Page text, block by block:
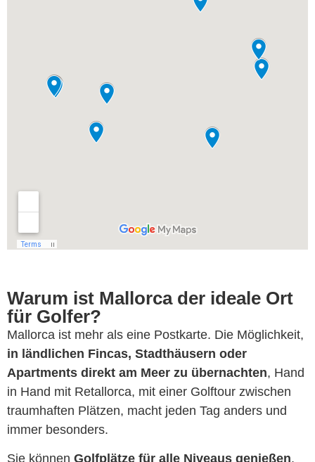
Warum ist Mallorca der ideale Ort
für Golfer?
Mallorca ist mehr als eine Postkarte. Die Möglichkeit,
in ländlichen Fincas, Stadthäusern oder
Apartments direkt am Meer zu übernachten, Hand
in Hand mit Retallorca, mit einer Golftour zwischen
traumhaften Plätzen, macht jeden Tag anders und
immer besonders.
Sie können Golfplätze für alle Niveaus genießen,